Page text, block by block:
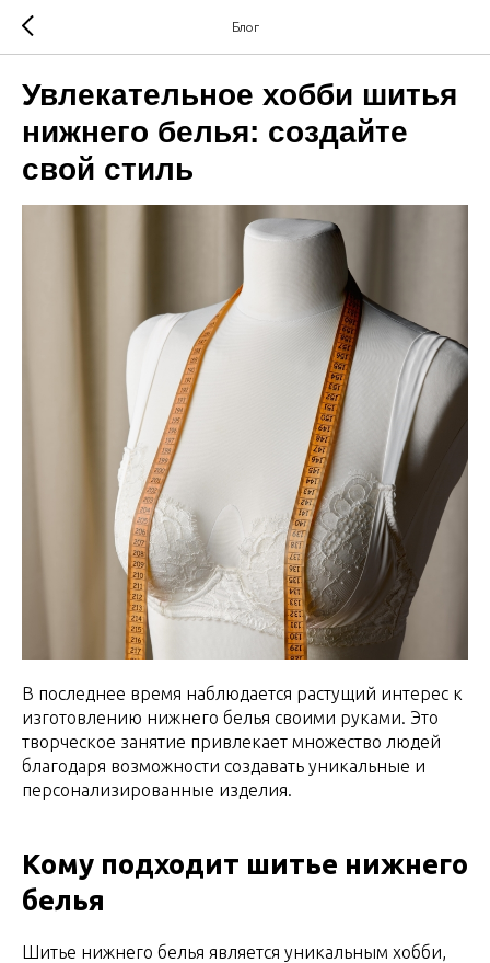
Блог
Увлекательное хобби шитья
нижнего белья: создайте
свой стиль
В последнее время наблюдается растущий интерес к
изготовлению нижнего белья своими руками. Это
творческое занятие привлекает множество людей
благодаря возможности создавать уникальные и
персонализированные изделия.
Кому подходит шитье нижнего
белья
Шитье нижнего белья является уникальным хобби,